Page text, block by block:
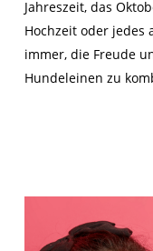
Jahreszeit, das
Hochzeit oder jedes
immer, die Freude
Hundeleinen zu